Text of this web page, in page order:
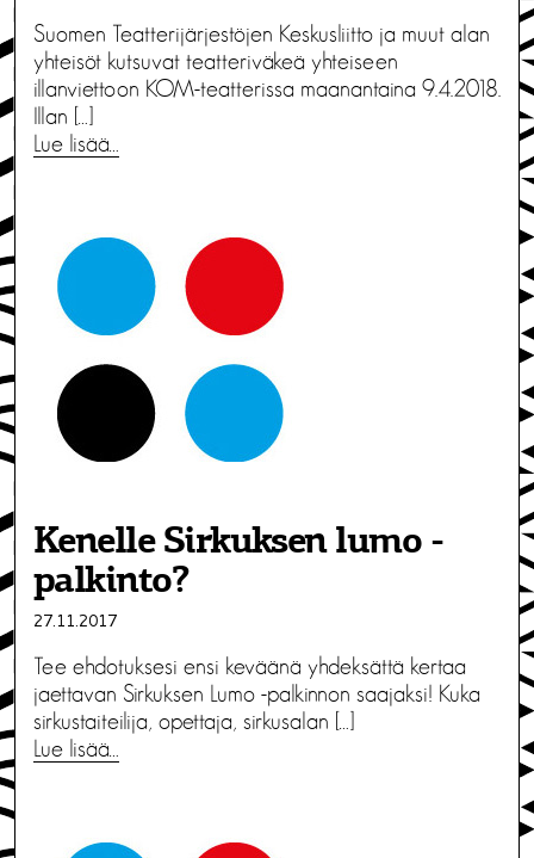
Suomen Teatterijärjestöjen Keskusliitto ja muut alan
yhteisöt kutsuvat teatteriväkeä yhteiseen
illanviettoon KOM-teatterissa maanantaina 9.4.2018.
Illan […]
Lue lisää…
Kenelle Sirkuksen lumo -
palkinto?
27.11.2017
Tee ehdotuksesi ensi keväänä yhdeksättä kertaa
jaettavan Sirkuksen Lumo -palkinnon saajaksi! Kuka
sirkustaiteilija, opettaja, sirkusalan […]
Lue lisää…